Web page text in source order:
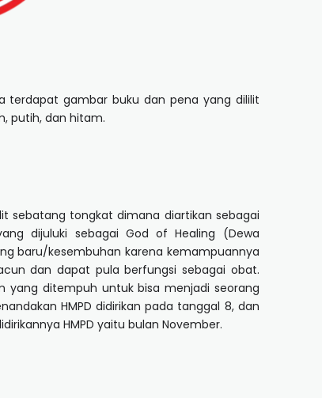
terdapat gambar buku dan pena yang dililit
putih, dan hitam.
sebatang tongkat dimana diartikan sebagai
dijuluki sebagai God of Healing (Dewa
baru/kesembuhan karena kemampuannya
dan dapat pula berfungsi sebagai obat.
yang ditempuh untuk bisa menjadi seorang
HMPD didirikan pada tanggal 8, dan
HMPD yaitu bulan November.